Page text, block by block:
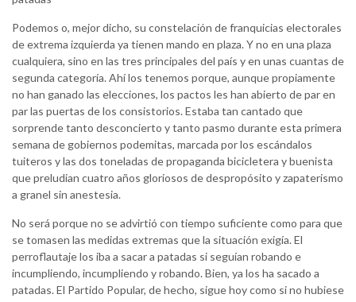
Podemos o, mejor dicho, su constelación de franquicias electorales
de extrema izquierda ya tienen mando en plaza. Y no en una plaza
cualquiera, sino en las tres principales del país y en unas cuantas de
segunda categoría. Ahí los tenemos porque, aunque propiamente
no han ganado las elecciones, los pactos les han abierto de par en
par las puertas de los consistorios. Estaba tan cantado que
sorprende tanto desconcierto y tanto pasmo durante esta primera
semana de gobiernos podemitas, marcada por los escándalos
tuiteros y las dos toneladas de propaganda bicicletera y buenista
que preludian cuatro años gloriosos de despropósito y zapaterismo
a granel sin anestesia.
No será porque no se advirtió con tiempo suficiente como para que
se tomasen las medidas extremas que la situación exigía. El
perroflautaje los iba a sacar a patadas si seguían robando e
incumpliendo, incumpliendo y robando. Bien, ya los ha sacado a
patadas. El Partido Popular, de hecho, sigue hoy como si no hubiese